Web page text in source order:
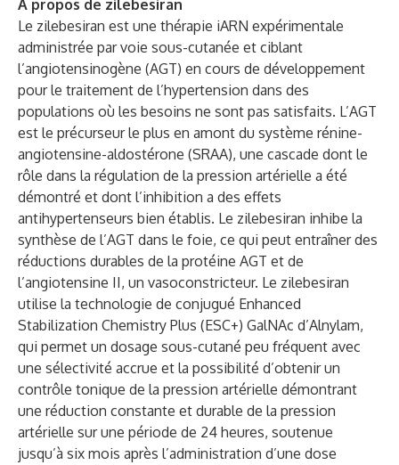
À propos de zilebesiran
Le zilebesiran est une thérapie iARN expérimentale
administrée par voie sous-cutanée et ciblant
l’angiotensinogène (AGT) en cours de développement
pour le traitement de l’hypertension dans des
populations où les besoins ne sont pas satisfaits. L’AGT
est le précurseur le plus en amont du système rénine-
angiotensine-aldostérone (SRAA), une cascade dont le
rôle dans la régulation de la pression artérielle a été
démontré et dont l’inhibition a des effets
antihypertenseurs bien établis. Le zilebesiran inhibe la
synthèse de l’AGT dans le foie, ce qui peut entraîner des
réductions durables de la protéine AGT et de
l’angiotensine II, un vasoconstricteur. Le zilebesiran
utilise la technologie de conjugué Enhanced
Stabilization Chemistry Plus (ESC+) GalNAc d’Alnylam,
qui permet un dosage sous-cutané peu fréquent avec
une sélectivité accrue et la possibilité d’obtenir un
contrôle tonique de la pression artérielle démontrant
une réduction constante et durable de la pression
artérielle sur une période de 24 heures, soutenue
jusqu’à six mois après l’administration d’une dose